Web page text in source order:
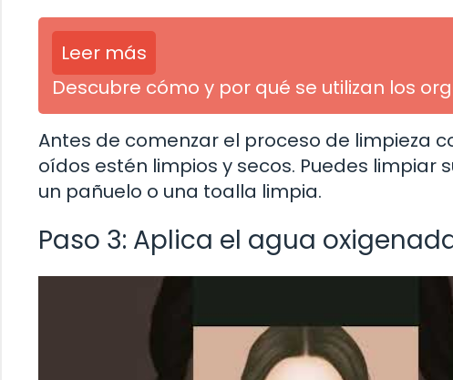
Leer más
Descubre cómo y por qué se utilizan los
Antes de comenzar el proceso de limpieza
oídos estén limpios y secos. Puedes
un pañuelo o una toalla limpia.
Paso 3: Aplica el agua